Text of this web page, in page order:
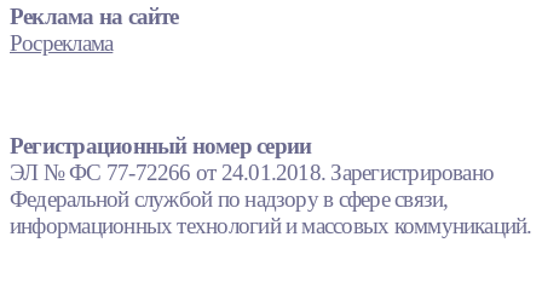
Реклама на сайте
Росреклама
Регистрационный номер серии
ЭЛ № ФС 77-72266 от 24.01.2018. Зарегистрировано
Федеральной службой по надзору в сфере связи,
информационных технологий и массовых коммуникаций.